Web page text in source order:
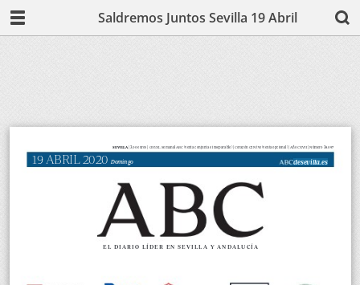
Saldremos Juntos Sevilla 19 Abril